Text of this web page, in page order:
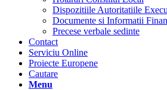
Dispozitiile Autoritatiile
Documente si Informatii
Precese verbale sedinte
Contact
Serviciu Online
Proiecte Europene
Cautare
Menu